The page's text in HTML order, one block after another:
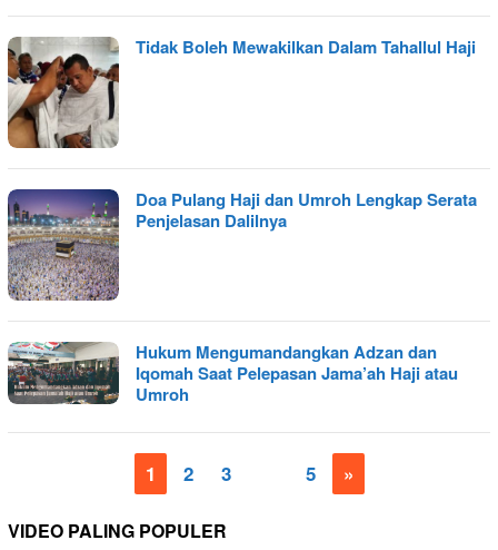
Tidak Boleh Mewakilkan Dalam Tahallul Haji
Doa Pulang Haji dan Umroh Lengkap Serata
Penjelasan Dalilnya
Hukum Mengumandangkan Adzan dan
Iqomah Saat Pelepasan Jama’ah Haji atau
Umroh
1 2 3 5 »
VIDEO PALING POPULER